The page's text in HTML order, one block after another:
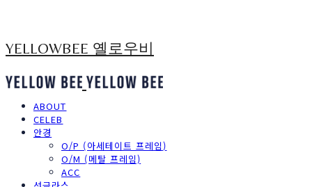
YELLOWBEE 옐로우비
ABOUT
CELEB
안경
O/P (아세테이트 프레임)
O/M (메탈 프레임)
ACC